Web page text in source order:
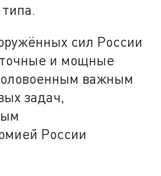
сил России
и мощные
важным
задач,
России